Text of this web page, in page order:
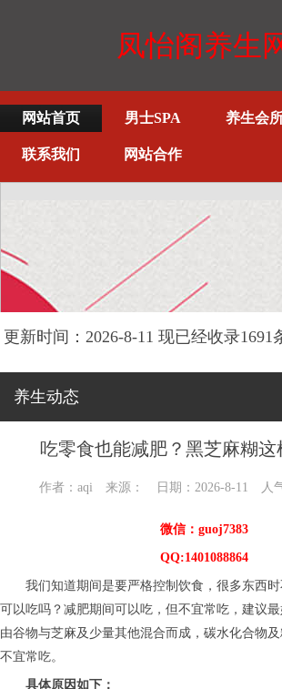
凤怡阁养生
网站首页 男士SPA 养生会
联系我们 网站合作
更新时间：2026-8-11 现已经收录1691
网信息
养生动态
吃零食也能减肥？黑芝麻糊
作者：aqi 来源： 日期：2026-8-11 人
微信：guoj7383
QQ:1401088864
我们知道期间是要严格控制饮食，很多东西时
可以吃吗？减肥期间可以吃，但不宜常吃，建议
由谷物与芝麻及少量其他混合而成，碳水化合物
不宜常吃。
具体原因如下：